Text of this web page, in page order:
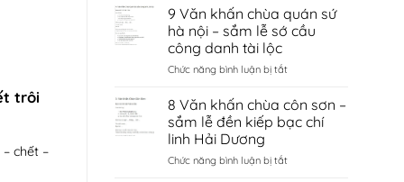
trôi
chết –
khấn
đền
cùng
ngọc
sắm
lễ
sớ
tình
9 Văn khấn chùa quán sứ
hà nội – sắm lễ sớ cầu
công danh tài lộc
Chức năng bình luận bị tắtở
Văn
khấn
chùa
sứ
8 Văn khấn chùa côn sơn –
sắm lễ đền kiếp bạc chí
linh Hải Dương
Chức năng bình luận bị tắtở